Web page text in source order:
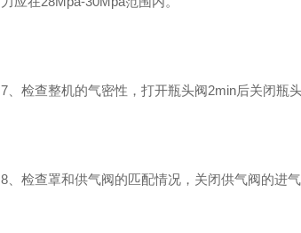
7、检查整机的气密性，打开瓶头阀2min后关闭瓶
8、检查罩和供气阀的匹配情况，关闭供气阀的进